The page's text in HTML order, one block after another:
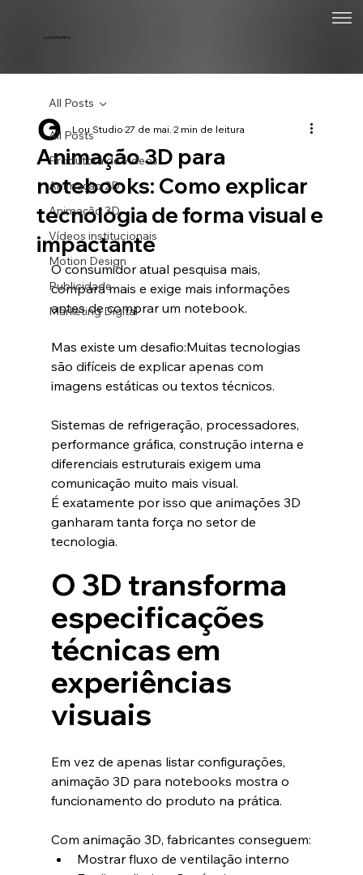
Lou Studios
All Posts
Produtora de vídeos
Animação 2D
Animação 3D
Vídeos institucionais
Motion Design
Publicidade
Marketing Digital
All Posts
Animação 3D para
notebooks: Como explicar
tecnologia de forma visual e
impactante
Lou Studio27 de mai.2 min de leitura
O consumidor atual pesquisa mais,
compara mais e exige mais informações
antes de comprar um notebook.
Mas existe um desafio:Muitas tecnologias
são difíceis de explicar apenas com
imagens estáticas ou textos técnicos.
Sistemas de refrigeração, processadores,
performance gráfica, construção interna e
diferenciais estruturais exigem uma
comunicação muito mais visual.
É exatamente por isso que animações 3D
ganharam tanta força no setor de
tecnologia.
O 3D transforma
especificações
técnicas em
experiências
visuais
Em vez de apenas listar configurações,
animação 3D para notebooks mostra o
funcionamento do produto na prática.
Com animação 3D, fabricantes conseguem:
Mostrar fluxo de ventilação interno